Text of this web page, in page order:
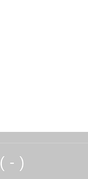
( - )